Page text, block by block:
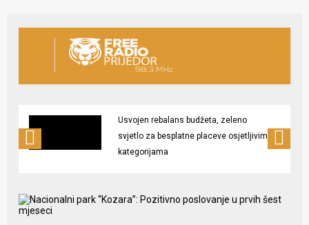
Usvojen rebalans budžeta, zeleno
svjetlo za besplatne placeve osjetljivim
kategorijama